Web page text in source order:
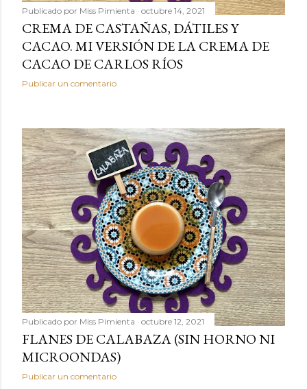
Publicado por Miss Pimienta octubre 14, 2021
CREMA DE CASTAÑAS, DÁTILES Y
CACAO. MI VERSIÓN DE LA CREMA DE
CACAO DE CARLOS RÍOS
Publicar un comentario
Publicado por Miss Pimienta octubre 12, 2021
FLANES DE CALABAZA (SIN HORNO NI
MICROONDAS)
Publicar un comentario